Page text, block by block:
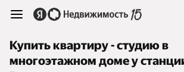
Купить квартиру - студию в
многоэтажном доме у